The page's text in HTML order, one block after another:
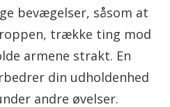
bevægelser, såsom at
trække ting mod
armene strakt. En
din udholdenhed
andre øvelser.